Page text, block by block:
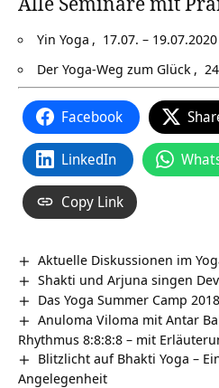
Yin Yoga , 17.07. – 19.07.2020
Der Yoga-Weg zum Glück ,
Facebook
LinkedIn
Copy Link
Aktuelle Diskussionen im
Shakti und Arjuna singen
Das Yoga Summer Camp
Anuloma Viloma mit Antar
Rhythmus 8:8:8:8 – mit
Blitzlicht auf Bhakti Yoga –
Angelegenheit